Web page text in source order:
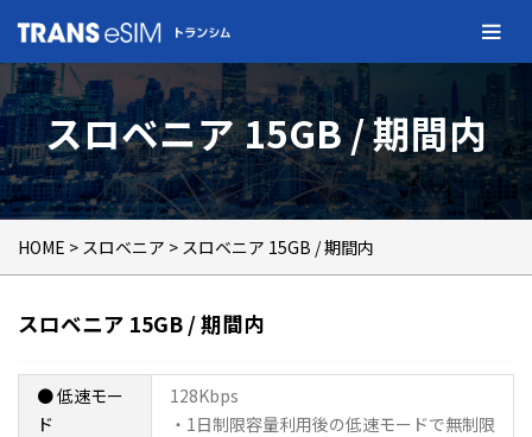
スロベニア 15GB / 期間内
HOME > スロベニア > スロベニア 15GB / 期間内
スロベニア 15GB / 期間内
● 低速モー
ド
128Kbps
・1日制限容量利用後の低速モードで無制限